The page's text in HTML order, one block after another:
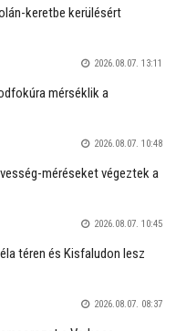
keretbe kerülésért
2026.08.07. 13:11
mérséklik a
2026.08.07. 10:48
méréseket végeztek a
2026.08.07. 10:45
téren és Kisfaludon lesz
2026.08.07. 08:37